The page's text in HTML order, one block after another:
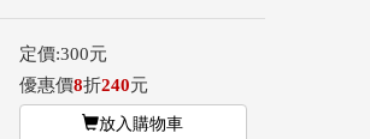
定價:300元
優惠價8折240元
放入購物車